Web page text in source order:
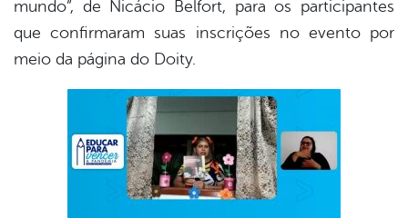
mundo”, de Nicácio Belfort, para os participantes
que confirmaram suas inscrições no evento por
meio da página do Doity.